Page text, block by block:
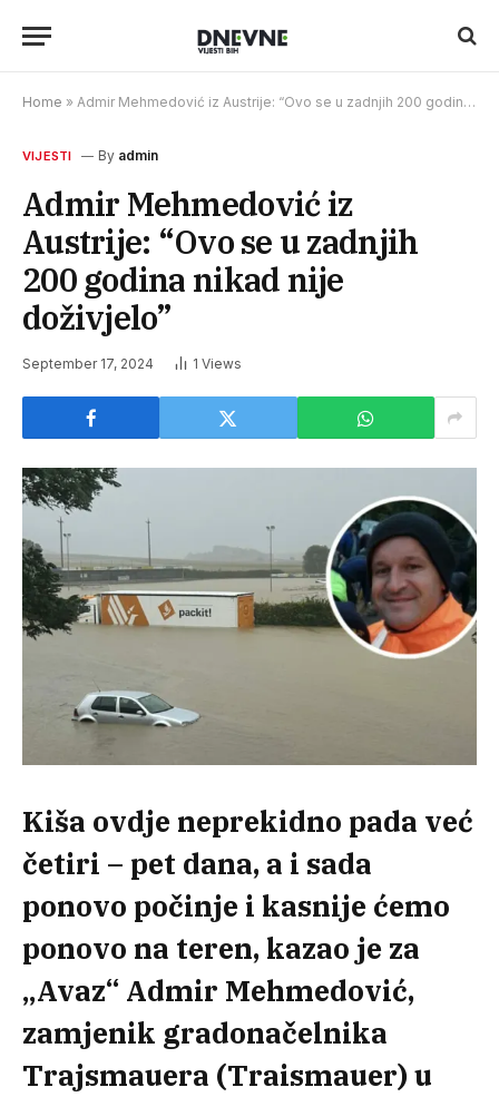
Home » Admir Mehmedović iz Austrije: “Ovo se u zadnjih 200 godina nikad nije doživjelo”
VIJESTI By admin
Admir Mehmedović iz
Austrije: “Ovo se u zadnjih
200 godina nikad nije
doživjelo”
September 17, 2024 1 Views
Kiša ovdje neprekidno pada već
četiri – pet dana, a i sada
ponovo počinje i kasnije ćemo
ponovo na teren, kazao je za
„Avaz“ Admir Mehmedović,
zamjenik gradonačelnika
Trajsmauera (Traismauer) u